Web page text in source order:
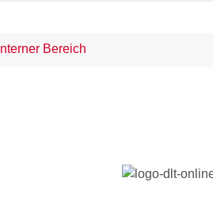
Interner Bereich